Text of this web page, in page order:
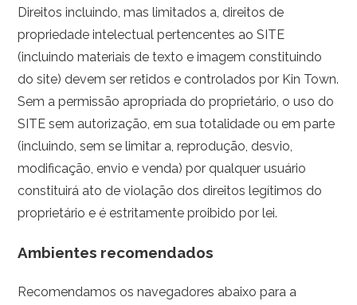
Direitos incluindo, mas limitados a, direitos de
propriedade intelectual pertencentes ao SITE
(incluindo materiais de texto e imagem constituindo
do site) devem ser retidos e controlados por Kin Town.
Sem a permissão apropriada do proprietário, o uso do
SITE sem autorização, em sua totalidade ou em parte
(incluindo, sem se limitar a, reprodução, desvio,
modificação, envio e venda) por qualquer usuário
constituirá ato de violação dos direitos legítimos do
proprietário e é estritamente proibido por lei.
Ambientes recomendados
Recomendamos os navegadores abaixo para a